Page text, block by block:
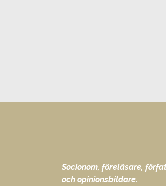
Socionom, föreläsare,
och opinionsbildare.